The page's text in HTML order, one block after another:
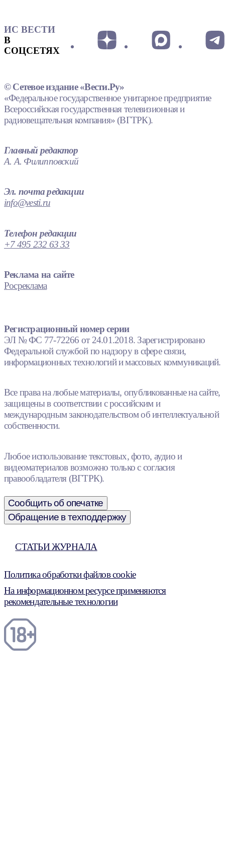
ИС ВЕСТИ
В
СОЦСЕТЯХ
© Сетевое издание «Вести.Ру»
«Федеральное государственное унитарное предприятие
Всероссийская государственная телевизионная и
радиовещательная компания» (ВГТРК).
Главный редактор
А. А. Филипповский
Эл. почта редакции
info@vesti.ru
Телефон редакции
+7 495 232 63 33
Реклама на сайте
Росреклама
Регистрационный номер серии
ЭЛ № ФС 77-72266 от 24.01.2018. Зарегистрировано
Федеральной службой по надзору в сфере связи,
информационных технологий и массовых коммуникаций.
Все права на любые материалы, опубликованные на сайте,
защищены в соответствии с российским и
международным законодательством об интеллектуальной
собственности.
Любое использование текстовых, фото, аудио и
видеоматериалов возможно только с согласия
правообладателя (ВГТРК).
Сообщить об опечатке
Обращение в техподдержку
СТАТЬИ ЖУРНАЛА
Политика обработки файлов cookie
На информационном ресурсе применяются
рекомендательные технологии